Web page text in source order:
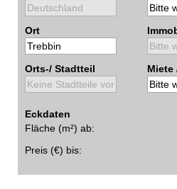
Ort
Orts-/ Stadtteil Miete
Eckdaten
Fläche (m²) ab:
Preis (€) bis: